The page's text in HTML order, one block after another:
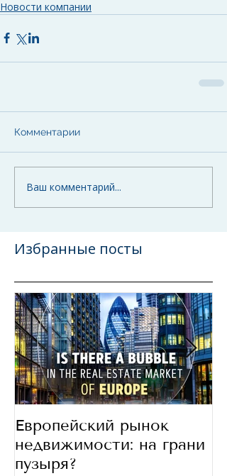
Новости компании
Комментарии
Ваш комментарий...
Избранные посты
Европейский рынок
недвижимости: на грани
пузыря?